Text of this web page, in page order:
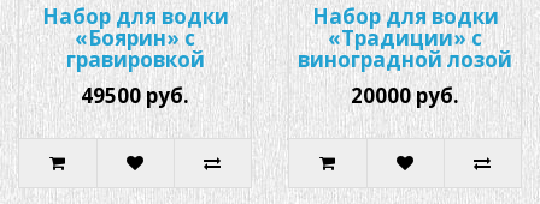
Набор для водки
«Боярин» с
гравировкой
49500 руб.
Набор для водки
«Традиции» с
виноградной лозой
20000 руб.